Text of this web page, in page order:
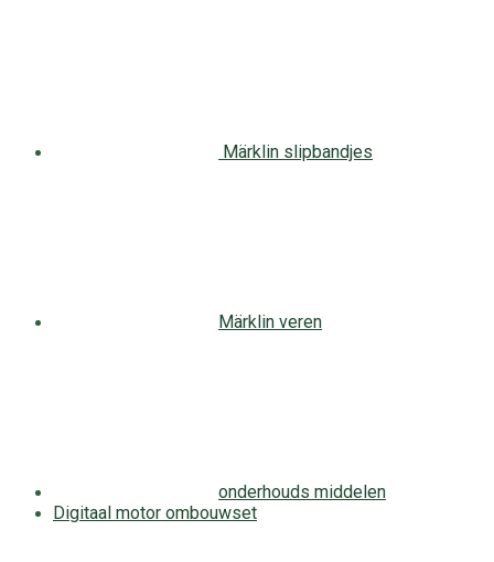
Märklin slipbandjes
Märklin veren
onderhouds middelen
Digitaal motor ombouwset